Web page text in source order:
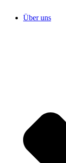
Über uns